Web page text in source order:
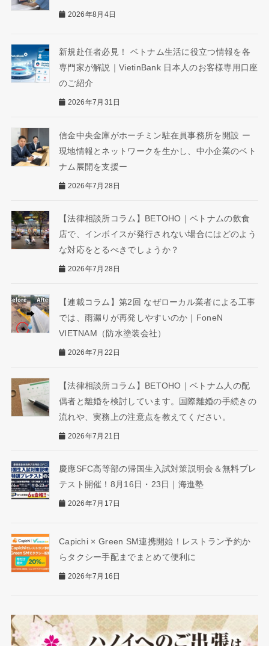
2026年8月4日
新規赴任者必見！ ベトナム生活に役立つ情報を各
専門家が解説｜VietinBank 日本人のお客様専用口座
のご紹介
2026年7月31日
信金中央金庫がホーチミン駐在員事務所を開設 ー
現地情報とネットワークを生かし、中小企業のベト
ナム展開を支援ー
2026年7月28日
【法律相談所コラム】BETOHO｜ベトナムの飲食
店で、インボイスが発行されない場合にはどのよう
な対応をとるべきでしょうか？
2026年7月28日
【連載コラム】第2回 なぜローカル業者による工事
では、雨漏りが再発しやすいのか｜FoneN
VIETNAM（防水塗装会社）
2026年7月22日
【法律相談所コラム】BETOHO｜ベトナム人の配
偶者と離婚を検討しています。国際離婚の手続きの
流れや、実務上の注意点を教えてください。
2026年7月21日
慶應SFC高等部の帰国生入試対策説明会＆無料プレ
テスト開催！8月16日・23日｜海進塾
2026年7月17日
Capichi × Green SM連携開始！レストラン予約か
らタクシー手配までまとめて便利に
2026年7月16日